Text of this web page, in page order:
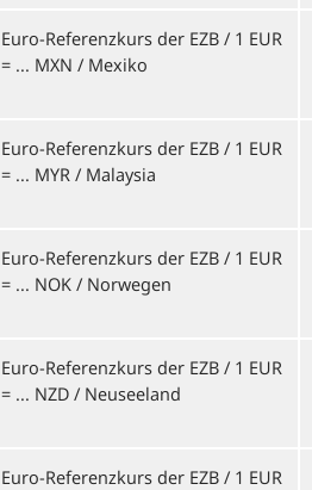
Euro-Referenzkurs der EZB / 1 EUR
= ... MXN / Mexiko
Euro-Referenzkurs der EZB / 1 EUR
= ... MYR / Malaysia
Euro-Referenzkurs der EZB / 1 EUR
= ... NOK / Norwegen
Euro-Referenzkurs der EZB / 1 EUR
= ... NZD / Neuseeland
Euro-Referenzkurs der EZB / 1 EUR